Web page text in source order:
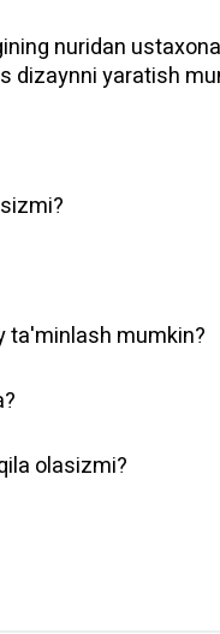
nuridan
dizaynni yaratish
ta'minlash mumkin?
olasizmi?